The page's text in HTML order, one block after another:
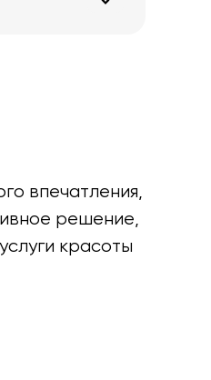
впечатления,
решение,
красоты